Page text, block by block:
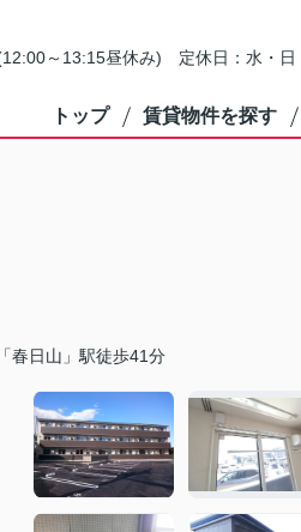
～13:15昼休み) 定休日：水・日
トップ 賃貸物件を探す
春日山」駅徒歩41分